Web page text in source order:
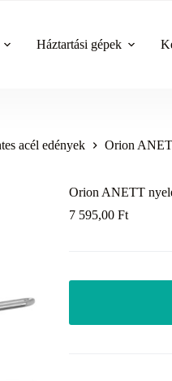
Háztartási gépek
acél edények Orion
Orion ANETT
7 595,00Ft